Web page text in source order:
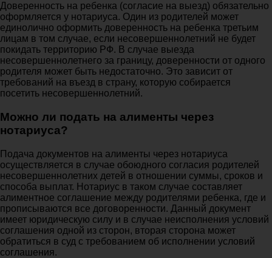
Доверенность на ребенка (согласие на выезд) обязательно
оформляется у нотариуса. Один из родителей может
единолично оформить доверенность на ребенка третьим
лицам в том случае, если несовершеннолетний не будет
покидать территорию РФ. В случае выезда
несовершеннолетнего за границу, доверенности от одного
родителя может быть недостаточно. Это зависит от
требований на въезд в страну, которую собирается
посетить несовершеннолетний.
Можно ли подать на алименты через
нотариуса?
Подача документов на алименты через нотариуса
осуществляется в случае обоюдного согласия родителей
несовершеннолетних детей в отношении суммы, сроков и
способа выплат. Нотариус в таком случае составляет
алиментное соглашение между родителями ребенка, где и
прописываются все договоренности. Данный документ
имеет юридическую силу и в случае неисполнения условий
соглашения одной из сторон, вторая сторона может
обратиться в суд с требованием об исполнении условий
соглашения.